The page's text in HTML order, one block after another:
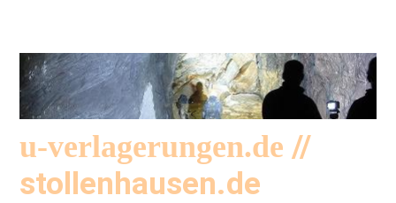
u-verlagerungen.de //
stollenhausen.de